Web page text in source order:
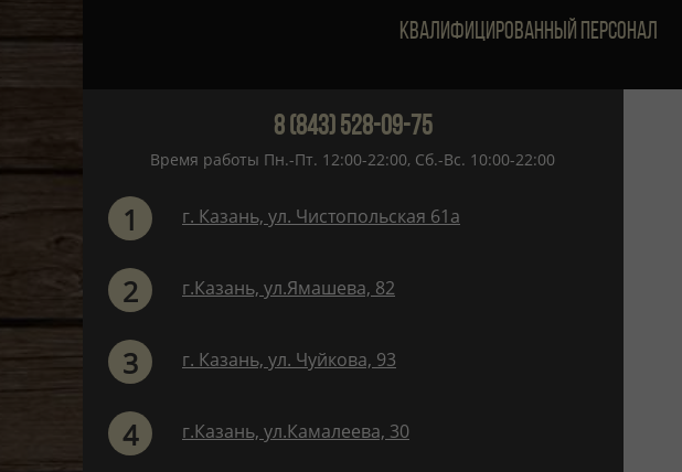
Квалифицированный персонал
8 (843) 528-09-75
Время работы Пн.-Пт. 12:00-22:00, Сб.-Вс. 10:00-22:00
1 г. Казань, ул. Чистопольская 61а
2 г.Казань, ул.Ямашева, 82
3 г. Казань, ул. Чуйкова, 93
4 г.Казань, ул.Камалеева, 30